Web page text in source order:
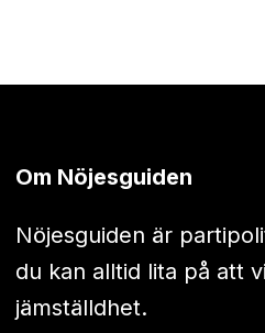
Om Nöjesguiden
Nöjesguiden är
du kan alltid lita på att
jämställdhet.